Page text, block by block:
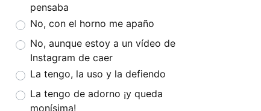
pensaba
No, con el horno me apaño
No, aunque estoy a un vídeo de
Instagram de caer
La tengo, la uso y la defiendo
La tengo de adorno ¡y queda
monísima!